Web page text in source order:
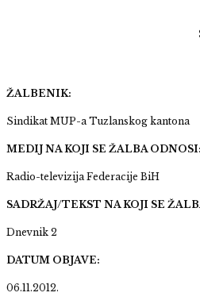
ŽALBENIK:
Sindikat MUP-a Tuzlanskog kantona
MEDIJ NA KOJI SE ŽALBA ODNOSI:
Radio-televizija Federacije BiH
SADRŽAJ/TEKST NA KOJI SE
Dnevnik 2
DATUM OBJAVE:
06.11.2012.